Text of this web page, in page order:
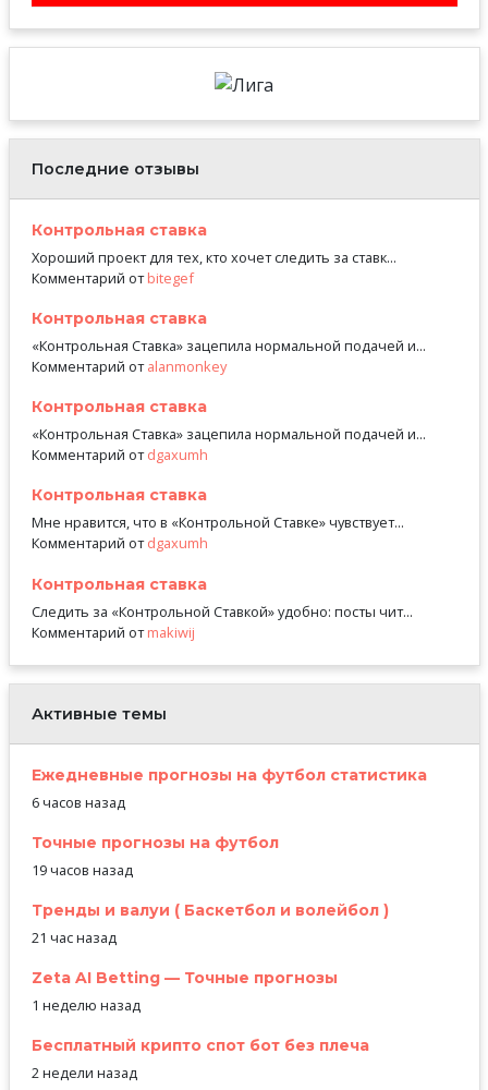
Последние отзывы
Контрольная ставка
Хороший проект для тех, кто хочет следить за ставк...
Комментарий отbitegef
Контрольная ставка
«Контрольная Ставка» зацепила нормальной подачей и...
Комментарий отalanmonkey
Контрольная ставка
«Контрольная Ставка» зацепила нормальной подачей и...
Комментарий отdgaxumh
Контрольная ставка
Мне нравится, что в «Контрольной Ставке» чувствует...
Комментарий отdgaxumh
Контрольная ставка
Следить за «Контрольной Ставкой» удобно: посты чит...
Комментарий отmakiwij
Активные темы
Ежедневные прогнозы на футбол статистика
6 часов назад
Точные прогнозы на футбол
19 часов назад
Тренды и валуи ( Баскетбол и волейбол )
21 час назад
Zeta AI Betting — Точные прогнозы
1 неделю назад
Бесплатный крипто спот бот без плеча
2 недели назад